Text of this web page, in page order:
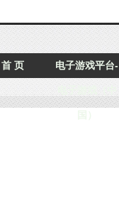
首 页 电子游戏平台-